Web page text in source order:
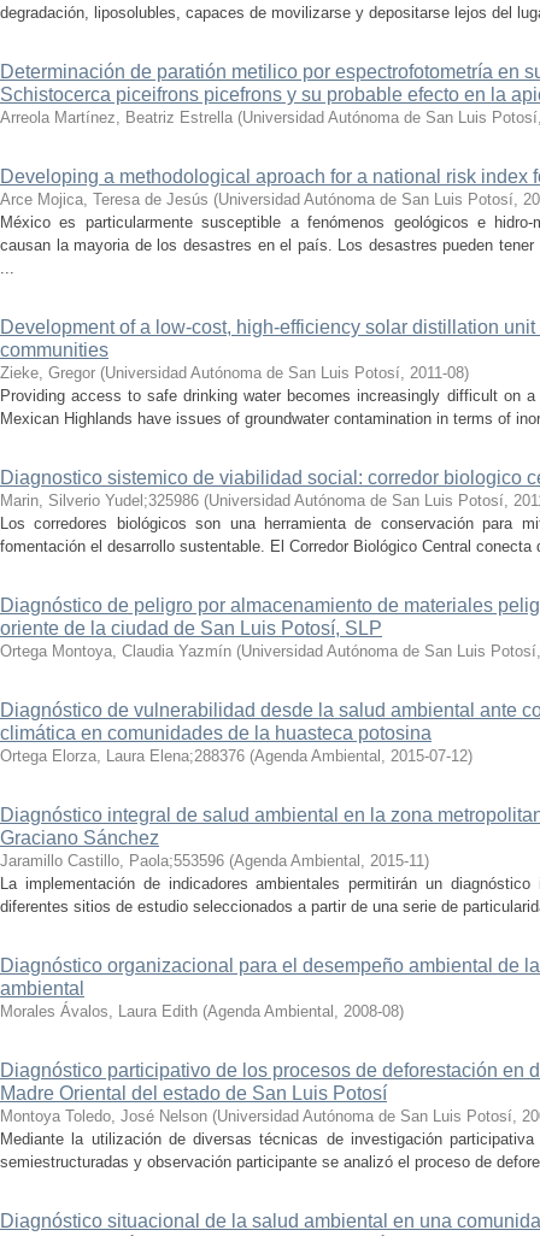
degradación, liposolubles, capaces de movilizarse y depositarse lejos del
Determinación de paratión metilico por espectrofotometría en
Schistocerca piceifrons picefrons y su probable efecto en la
Arreola Martínez, Beatriz Estrella (Universidad Autónoma de San Luis Potosí
Developing a methodological aproach for a national risk index
Arce Mojica, Teresa de Jesús (Universidad Autónoma de San Luis Potosí,
México es particularmente susceptible a fenómenos geológicos e
causan la mayoria de los desastres en el país. Los desastres pueden
...
Development of a low-cost, high-efficiency solar distillation
communities
Zieke, Gregor (Universidad Autónoma de San Luis Potosí, 2011-08)
Providing access to safe drinking water becomes increasingly difficult on
Mexican Highlands have issues of groundwater contamination in terms of
Diagnostico sistemico de viabilidad social: corredor biologico
Marin, Silverio Yudel;325986 (Universidad Autónoma de San Luis Potosí,
Los corredores biológicos son una herramienta de conservación para
fomentación el desarrollo sustentable. El Corredor Biológico Central
Diagnóstico de peligro por almacenamiento de materiales
oriente de la ciudad de San Luis Potosí, SLP
Ortega Montoya, Claudia Yazmín (Universidad Autónoma de San Luis Potosí
Diagnóstico de vulnerabilidad desde la salud ambiental ante
climática en comunidades de la huasteca potosina
Ortega Elorza, Laura Elena;288376 (Agenda Ambiental , 2015-07-12)
Diagnóstico integral de salud ambiental en la zona
Graciano Sánchez
Jaramillo Castillo, Paola;553596 (Agenda Ambiental , 2015-11)
La implementación de indicadores ambientales permitirán un
diferentes sitios de estudio seleccionados a partir de una serie de
Diagnóstico organizacional para el desempeño ambiental de
ambiental
Morales Ávalos, Laura Edith (Agenda Ambiental , 2008-08)
Diagnóstico participativo de los procesos de deforestación en
Madre Oriental del estado de San Luis Potosí
Montoya Toledo, José Nelson (Universidad Autónoma de San Luis Potosí,
Mediante la utilización de diversas técnicas de investigación
semiestructuradas y observación participante se analizó el proceso de
Diagnóstico situacional de la salud ambiental en una